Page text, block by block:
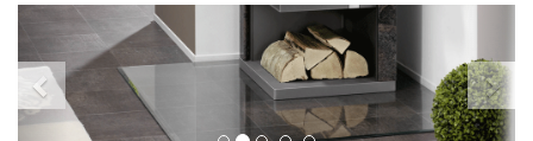
Previous